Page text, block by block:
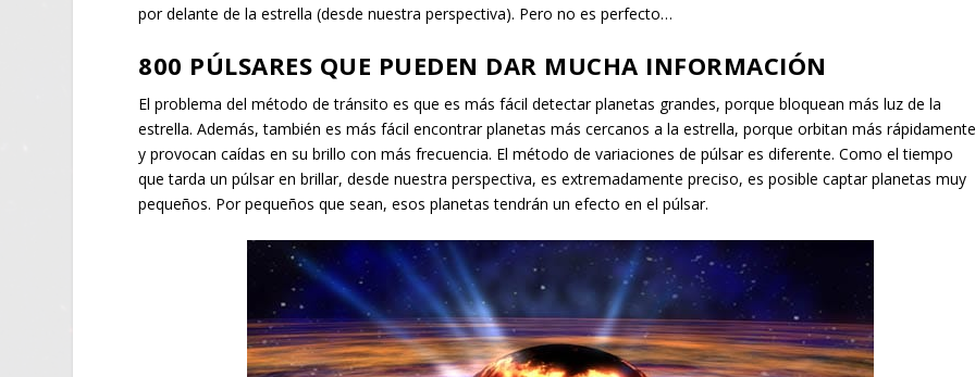
por delante de la estrella (desde nuestra perspectiva). Pero no es perfecto…
800 PÚLSARES QUE PUEDEN DAR MUCHA INFORMACIÓN
El problema del método de tránsito es que es más fácil detectar planetas grandes, porque bloquean más luz de la
estrella. Además, también es más fácil encontrar planetas más cercanos a la estrella, porque orbitan más
y provocan caídas en su brillo con más frecuencia. El método de variaciones de púlsar es diferente. Como el tiempo
que tarda un púlsar en brillar, desde nuestra perspectiva, es extremadamente preciso, es posible captar planetas muy
pequeños. Por pequeños que sean, esos planetas tendrán un efecto en el púlsar.